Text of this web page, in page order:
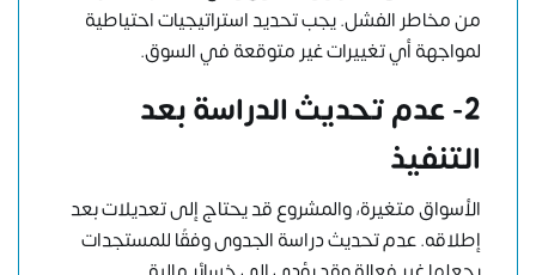
من مخاطر الفشل. يجب تحديد استراتيجيات احتياطية
لمواجهة أي تغييرات غير متوقعة في السوق.
2- عدم تحديث الدراسة بعد
التنفيذ
الأسواق متغيرة، والمشروع قد يحتاج إلى تعديلات بعد
إطلاقه. عدم تحديث دراسة الجدوى وفقًا للمستجدات